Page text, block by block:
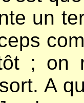
un
; on
A